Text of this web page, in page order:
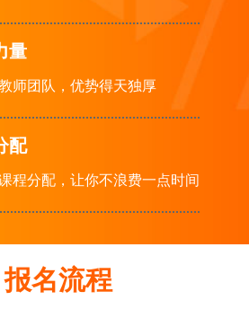
量
师团队，优势得天独厚
配
程分配，让你不浪费一点时间
名流程